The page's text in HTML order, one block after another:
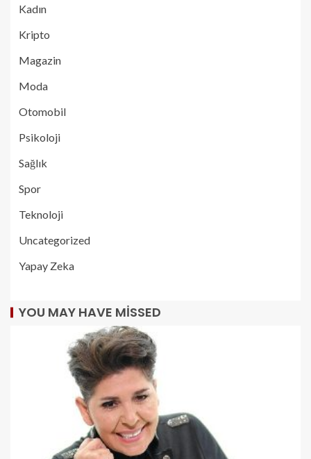
Kadın
Kripto
Magazin
Moda
Otomobil
Psikoloji
Sağlık
Spor
Teknoloji
Uncategorized
Yapay Zeka
YOU MAY HAVE MISSED